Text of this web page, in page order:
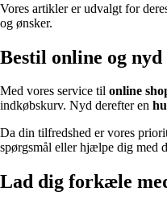
Vores artikler er udvalgt for
og ønsker.
Bestil online og
Med vores service til online
indkøbskurv. Nyd derefter en
Da din tilfredshed er vores
spørgsmål eller hjælpe dig med
Lad dig forkæle